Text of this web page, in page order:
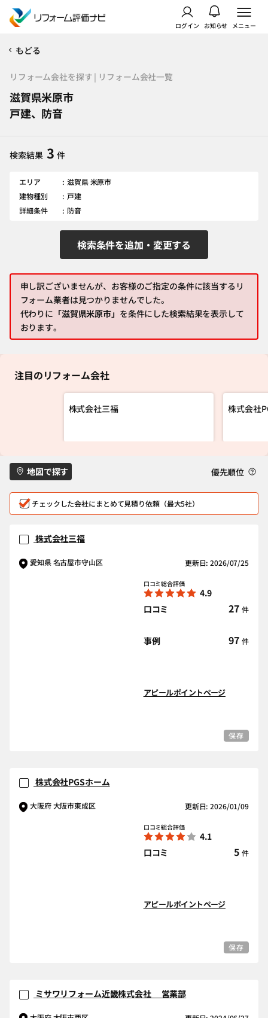
ログイン お知らせ メニュー
もどる
リフォーム会社を探す | リフォーム会社一覧
滋賀県米原市
戸建、防音
検索結果 3 件
エリア
滋賀県 米原市
建物種別
戸建
詳細条件
防音
検索条件を追加・変更する
申し訳ございませんが、お客様のご指定の条件に該当するリ
フォーム業者は見つかりませんでした。
代わりに 「滋賀県米原市」 を条件にした検索結果を表示して
おります。
注目のリフォーム会社
株式会社三福 株式会社
地図で探す 優先順位
チェックした会社にまとめて見積り依頼（最大5社）
株式会社三福
愛知県 名古屋市守山区 更新日: 2026/07/25
口コミ総合評価
4.9
口コミ
27 件
事例 97 件
アピールポイントページ
保存
株式会社PGSホーム
大阪府 大阪市東成区 更新日: 2026/01/09
口コミ総合評価
4.1
口コミ
5 件
アピールポイントページ
保存
ミサワリフォーム近畿株式会社 営業部